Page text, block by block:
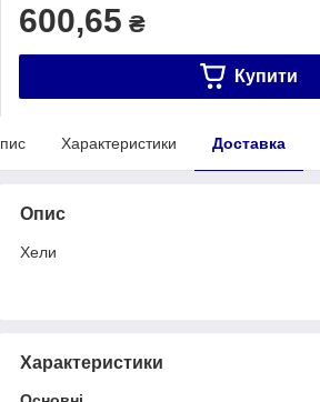
600,65 ₴
Купити
Характеристики Доставка
Опис
Хели
Характеристики